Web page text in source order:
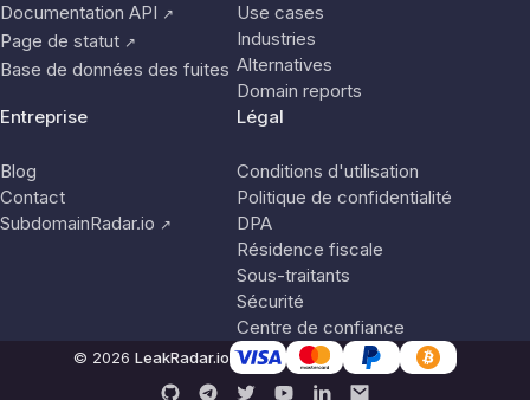
Documentation API ↗
Page de statut ↗
Base de données des fuites
Use cases
Industries
Alternatives
Domain reports
Entreprise
Blog
Contact
SubdomainRadar.io ↗
Légal
Conditions d'utilisation
Politique de confidentialité
DPA
Résidence fiscale
Sous-traitants
Sécurité
Centre de confiance
© 2026 LeakRadar.io